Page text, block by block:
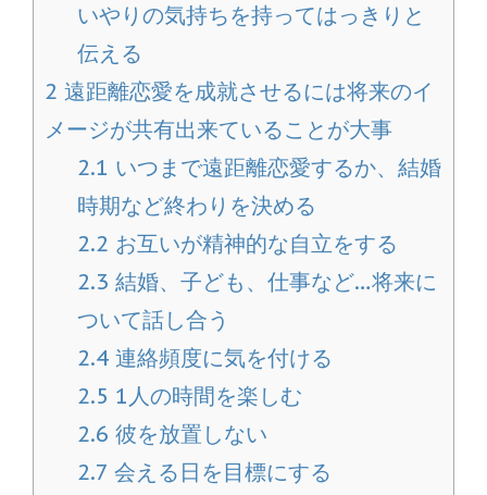
いやりの気持ちを持ってはっきりと
伝える
2 遠距離恋愛を成就させるには将来のイ
メージが共有出来ていることが大事
2.1 いつまで遠距離恋愛するか、結婚
時期など終わりを決める
2.2 お互いが精神的な自立をする
2.3 結婚、子ども、仕事など…将来に
ついて話し合う
2.4 連絡頻度に気を付ける
2.5 1人の時間を楽しむ
2.6 彼を放置しない
2.7 会える日を目標にする